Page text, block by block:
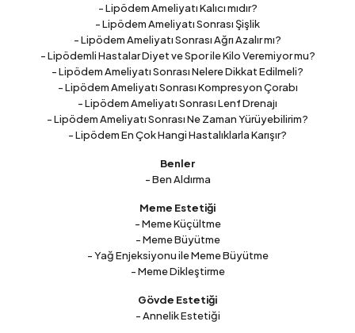
- Lipödem Ameliyatı Kalıcı mıdır?
- Lipödem Ameliyatı Sonrası Şişlik
- Lipödem Ameliyatı Sonrası Ağrı Azalır mı?
- Lipödemli Hastalar Diyet ve Spor ile Kilo Veremiyor mu?
- Lipödem Ameliyatı Sonrası Nelere Dikkat Edilmeli?
- Lipödem Ameliyatı Sonrası Kompresyon Çorabı
- Lipödem Ameliyatı Sonrası Lenf Drenajı
- Lipödem Ameliyatı Sonrası Ne Zaman Yürüyebilirim?
- Lipödem En Çok Hangi Hastalıklarla Karışır?
Benler
- Ben Aldırma
Meme Estetiği
- Meme Küçültme
- Meme Büyütme
- Yağ Enjeksiyonu ile Meme Büyütme
- Meme Dikleştirme
Gövde Estetiği
- Annelik Estetiği